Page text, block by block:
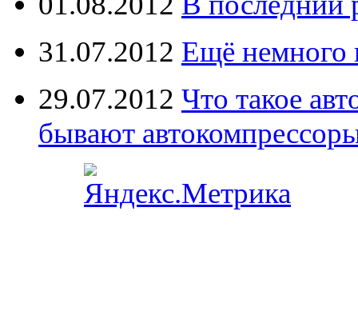
31.07.2012 Ещё немного
29.07.2012 Что такое
бывают